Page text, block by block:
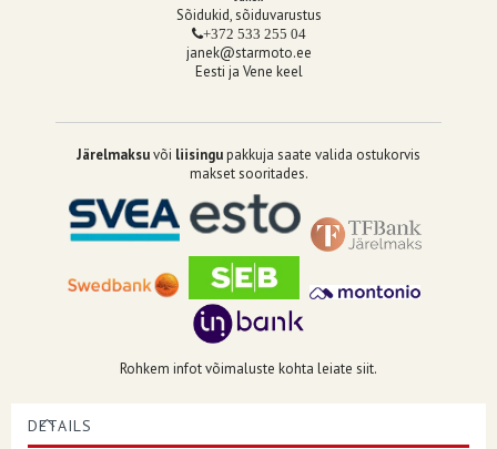
Sõidukid, sõiduvarustus
+372 533 255 04
janek@starmoto.ee
Eesti ja Vene keel
Järelmaksuvõi liisingupakkuja saate valida ostukorvis
makset sooritades.
Rohkem infot võimaluste kohta leiate siit.
DETAILS